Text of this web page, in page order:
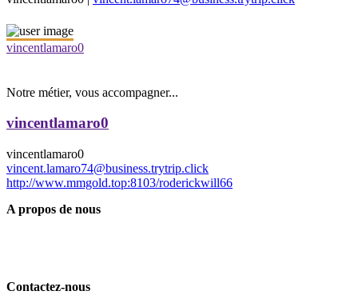
vincentlamaro0
Notre métier, vous accompagner...
vincentlamaro0
vincentlamaro0
vincent.lamaro74@business.trytrip.click
http://www.mmgold.top:8103/roderickwill66
A propos de nous
Contactez-nous